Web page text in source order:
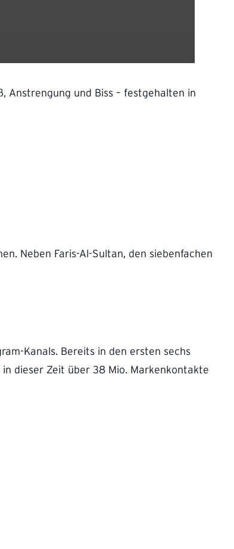
Anstrengung und Biss – festgehalten in
Neben Faris-Al-Sultan, den siebenfachen
Kanals. Bereits in den ersten sechs
dieser Zeit über 38 Mio. Markenkontakte